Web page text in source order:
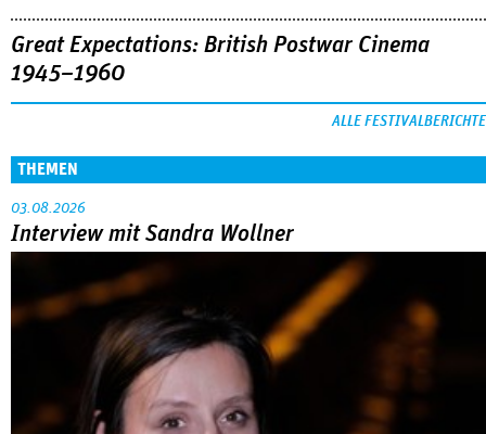
Great Expectations: British Postwar Cinema
1945–1960
ALLE FESTIVALBERICHTE
THEMEN
03.08.2026
Interview mit Sandra Wollner